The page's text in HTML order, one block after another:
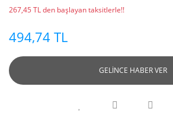
267,45 TL den başlayan taksitlerle!!
494,74 TL
GELİNCE HABER VER